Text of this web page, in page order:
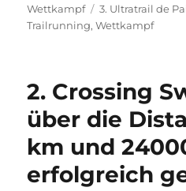
am
Wettkampf
Schlagwörter
3. Ultratrail de
Trailrunning,Wettkampf
2. Crossing
über die
km und
erfolgreich